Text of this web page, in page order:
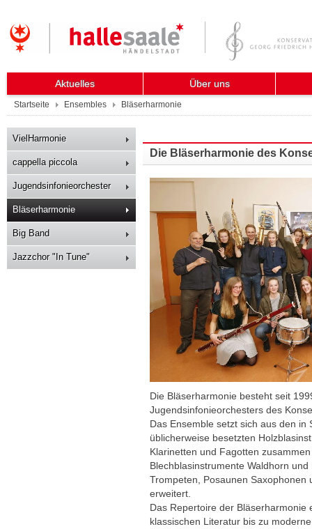
Aktuelles Über uns
Startseite Ensembles Bläserharmonie
VielHarmonie
cappella piccola
Jugendsinfonieorchester
Bläserharmonie
Big Band
Jazzchor "In Tune"
Die Bläserharmonie des
Die Bläserharmonie besteht seit
Jugendsinfonieorchesters des
Das Ensemble setzt sich aus den in
üblicherweise besetzten
Klarinetten und Fagotten
Blechblasinstrumente Waldhorn
Trompeten, Posaunen Saxophonen
erweitert.
Das Repertoire der Bläserharmonie
klassischen Literatur bis zu